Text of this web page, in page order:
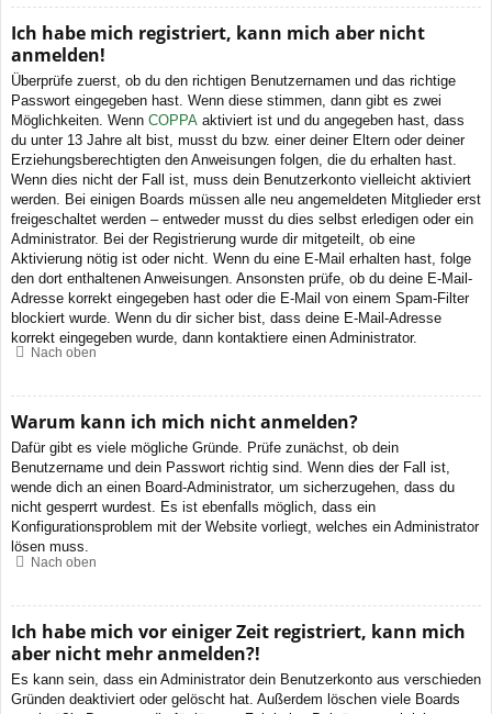
Ich habe mich registriert, kann mich aber nicht
anmelden!
Überprüfe zuerst, ob du den richtigen Benutzernamen und das richtige
Passwort eingegeben hast. Wenn diese stimmen, dann gibt es zwei
Möglichkeiten. Wenn COPPA aktiviert ist und du angegeben hast, dass
du unter 13 Jahre alt bist, musst du bzw. einer deiner Eltern oder deiner
Erziehungsberechtigten den Anweisungen folgen, die du erhalten hast.
Wenn dies nicht der Fall ist, muss dein Benutzerkonto vielleicht aktiviert
werden. Bei einigen Boards müssen alle neu angemeldeten Mitglieder erst
freigeschaltet werden – entweder musst du dies selbst erledigen oder ein
Administrator. Bei der Registrierung wurde dir mitgeteilt, ob eine
Aktivierung nötig ist oder nicht. Wenn du eine E-Mail erhalten hast, folge
den dort enthaltenen Anweisungen. Ansonsten prüfe, ob du deine E-Mail-
Adresse korrekt eingegeben hast oder die E-Mail von einem Spam-Filter
blockiert wurde. Wenn du dir sicher bist, dass deine E-Mail-Adresse
korrekt eingegeben wurde, dann kontaktiere einen Administrator.
Nach oben
Warum kann ich mich nicht anmelden?
Dafür gibt es viele mögliche Gründe. Prüfe zunächst, ob dein
Benutzername und dein Passwort richtig sind. Wenn dies der Fall ist,
wende dich an einen Board-Administrator, um sicherzugehen, dass du
nicht gesperrt wurdest. Es ist ebenfalls möglich, dass ein
Konfigurationsproblem mit der Website vorliegt, welches ein Administrator
lösen muss.
Nach oben
Ich habe mich vor einiger Zeit registriert, kann mich
aber nicht mehr anmelden?!
Es kann sein, dass ein Administrator dein Benutzerkonto aus verschieden
Gründen deaktiviert oder gelöscht hat. Außerdem löschen viele Boards